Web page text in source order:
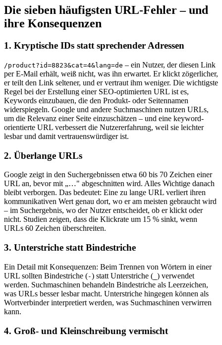
Die sieben häufigsten URL-Fehler – und
ihre Konsequenzen
1. Kryptische IDs statt sprechender Adressen
/product?id=8823&cat=4&lang=de – ein Nutzer, der diesen Link
per E-Mail erhält, weiß nicht, was ihn erwartet. Er klickt zögerlicher,
er teilt den Link seltener, und er vertraut ihm weniger. Die wichtigste
Regel bei der Erstellung einer SEO-optimierten URL ist es,
Keywords einzubauen, die den Produkt- oder Seitennamen
widerspiegeln. Google und andere Suchmaschinen nutzen URLs,
um die Relevanz einer Seite einzuschätzen – und eine keyword-
orientierte URL verbessert die Nutzererfahrung, weil sie leichter
lesbar und damit vertrauenswürdiger ist.
2. Überlange URLs
Google zeigt in den Suchergebnissen etwa 60 bis 70 Zeichen einer
URL an, bevor mit „…" abgeschnitten wird. Alles Wichtige danach
bleibt verborgen. Das bedeutet: Eine zu lange URL verliert ihren
kommunikativen Wert genau dort, wo er am meisten gebraucht wird
– im Suchergebnis, wo der Nutzer entscheidet, ob er klickt oder
nicht. Studien zeigen, dass die Klickrate um 15 % sinkt, wenn
URLs 60 Zeichen überschreiten.
3. Unterstriche statt Bindestriche
Ein Detail mit Konsequenzen: Beim Trennen von Wörtern in einer
URL sollten Bindestriche (-) statt Unterstriche ( ) verwendet
werden. Suchmaschinen behandeln Bindestriche als Leerzeichen,
was URLs besser lesbar macht. Unterstriche hingegen können als
Wortverbinder interpretiert werden, was Suchmaschinen verwirren
kann.
4. Groß- und Kleinschreibung vermischt